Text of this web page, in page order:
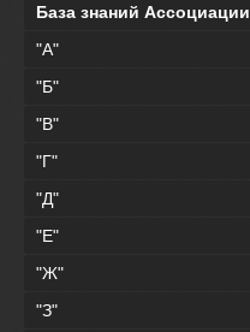
База знаний Ассоциации
"А"
"Б"
"В"
"Г"
"Д"
"Е"
"Ж"
"З"